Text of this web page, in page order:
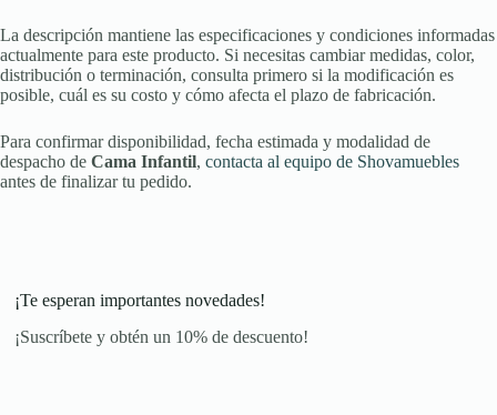
La descripción mantiene las especificaciones y condiciones informadas
actualmente para este producto. Si necesitas cambiar medidas, color,
distribución o terminación, consulta primero si la modificación es
posible, cuál es su costo y cómo afecta el plazo de fabricación.
Para confirmar disponibilidad, fecha estimada y modalidad de
despacho de Cama Infantil, contacta al equipo de Shovamuebles
antes de finalizar tu pedido.
¡Te esperan importantes novedades!
¡Suscríbete y obtén un 10% de descuento!